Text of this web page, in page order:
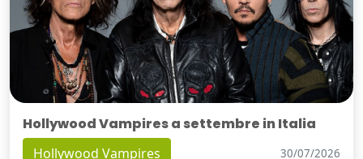
Hollywood Vampires a settembre in Italia
Hollywood Vampires 30/07/2026